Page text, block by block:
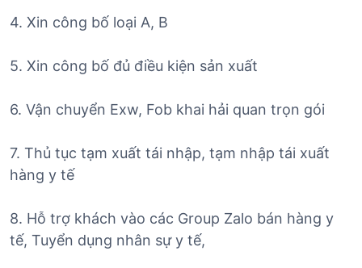
4. Xin công bố loại A, B
5. Xin công bố đủ điều kiện sản xuất
6. Vận chuyển Exw, Fob khai hải quan trọn gói
7. Thủ tục tạm xuất tái nhập, tạm nhập tái xuất
hàng y tế
8. Hỗ trợ khách vào các Group Zalo bán hàng y
tế, Tuyển dụng nhân sự y tế,